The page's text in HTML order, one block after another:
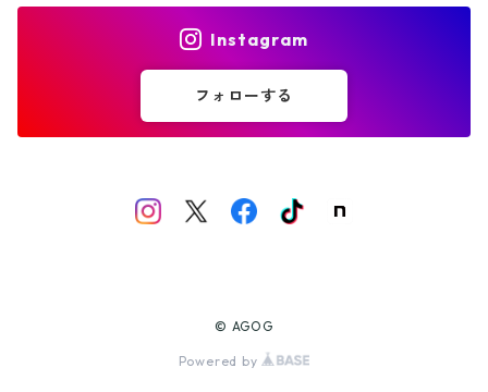
パッケージA
パッケージC
Instagram
フォローする
© AGOG
Powered by